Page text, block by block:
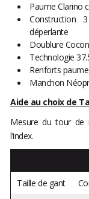
Paume Clarino
Construction
déperlante
Doublure
Technologie
Renforts paume
Manchon
Aide au choix de
Mesure du tour de
l’index.
Taille de gant